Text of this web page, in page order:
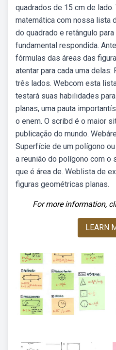
quadrados de 15 cm de
matemática com nossa lista
do quadrado e retângulo
fundamental respondida.
fórmulas das áreas das
atentar para cada uma
três lados. Webcom esta
testará suas habilidades
planas, uma pauta
o enem. O scribd é o maior
publicação do mundo.
Superfície de um polígono
a reunião do polígono com o
que é área de. Weblista de
figuras geométricas planas.
For more information,
LEARN